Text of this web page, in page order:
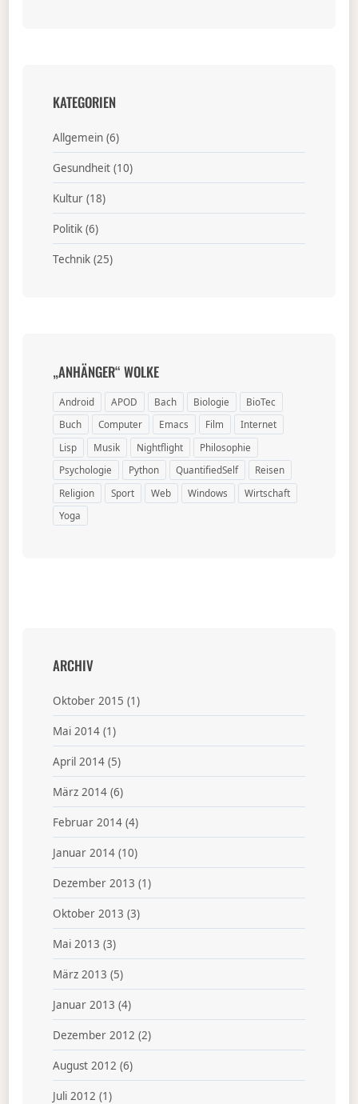
KATEGORIEN
Allgemein(6)
Gesundheit(10)
Kultur(18)
Politik(6)
Technik(25)
„ANHÄNGER“ WOLKE
Android APOD Bach Biologie
BioTec
Buch
Computer Emacs Film
Internet
Lisp
Musik Nightflight
Philosophie
Psychologie
Python QuantifiedSelf
Reisen
Religion
Sport Web Windows
Wirtschaft
Yoga
ARCHIV
Oktober 2015 (1)
Mai 2014(1)
April 2014(5)
März 2014(6)
Februar 2014(4)
Januar 2014(10)
Dezember 2013 (1)
Oktober 2013 (3)
Mai 2013 (3)
März 2013 (5)
Januar 2013 (4)
Dezember 2012 (2)
August 2012 (6)
Juli 2012 (1)